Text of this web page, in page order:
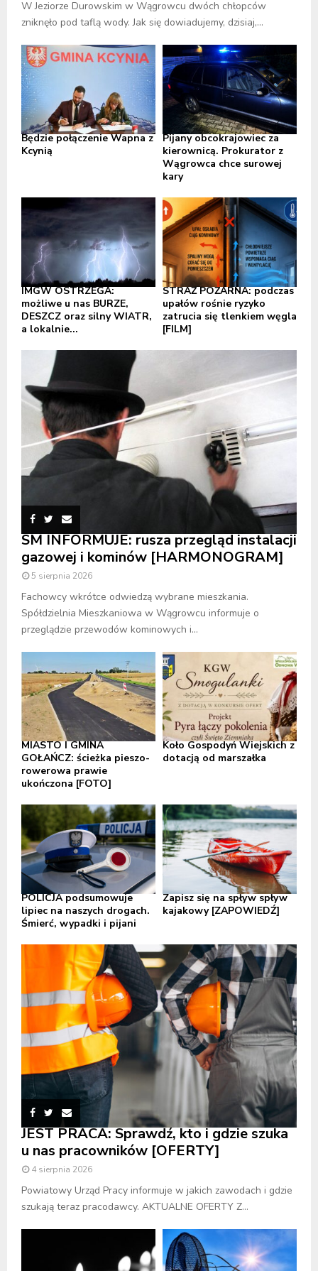
W Jeziorze Durowskim w Wągrowcu dwóch chłopców
zniknęło pod taflą wody. Jak się dowiadujemy, dzisiaj,...
Będzie połączenie Wapna z
Kcynią
Pijany obcokrajowiec za
kierownicą. Prokurator z
Wągrowca chce surowej
kary
IMGW OSTRZEGA:
możliwe u nas BURZE,
DESZCZ oraz silny WIATR,
a lokalnie...
STRAŻ POŻARNA: podczas
upałów rośnie ryzyko
zatrucia się tlenkiem węgla
[FILM]
SM INFORMUJE: rusza przegląd instalacji
gazowej i kominów [HARMONOGRAM]
5 sierpnia 2026
Fachowcy wkrótce odwiedzą wybrane mieszkania.
Spółdzielnia Mieszkaniowa w Wągrowcu informuje o
przeglądzie przewodów kominowych i...
MIASTO I GMINA
GOŁAŃCZ: ścieżka pieszo-
rowerowa prawie
ukończona [FOTO]
Koło Gospodyń Wiejskich z
dotacją od marszałka
POLICJA podsumowuje
lipiec na naszych drogach.
Śmierć, wypadki i pijani
Zapisz się na spływ spływ
kajakowy [ZAPOWIEDŹ]
JEST PRACA: Sprawdź, kto i gdzie szuka
u nas pracowników [OFERTY]
4 sierpnia 2026
Powiatowy Urząd Pracy informuje w jakich zawodach i gdzie
szukają teraz pracodawcy. AKTUALNE OFERTY Z...